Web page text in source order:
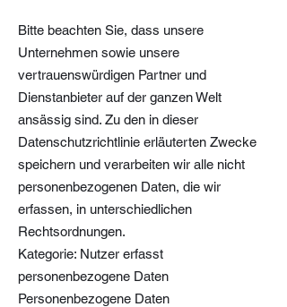
Bitte beachten Sie, dass unsere
Unternehmen sowie unsere
vertrauenswürdigen Partner und
Dienstanbieter auf der ganzen Welt
ansässig sind. Zu den in dieser
Datenschutzrichtlinie erläuterten Zwecke
speichern und verarbeiten wir alle nicht
personenbezogenen Daten, die wir
erfassen, in unterschiedlichen
Rechtsordnungen.
Kategorie: Nutzer erfasst
personenbezogene Daten
Personenbezogene Daten